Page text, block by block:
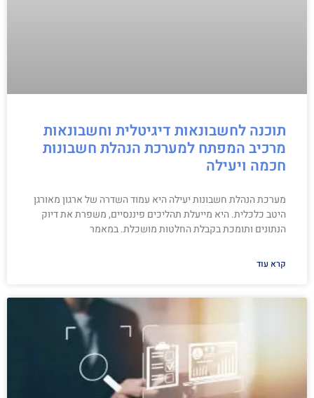
תוכנה לחשבונאות דיגיטלית וחשבונאות
מרכיב המפתח למערכת הנהלת חשבונות
חכמה ויעילה
מערכת הנהלת חשבונות יעילה היא עמוד השדרה של ארגון מאורגן
היטב כלכלית. היא מייעלת תהליכים פיננסיים, משפרת את דיוק
הנתונים ותומכת בקבלת החלטות מושכלת. במאמר
קרא עוד